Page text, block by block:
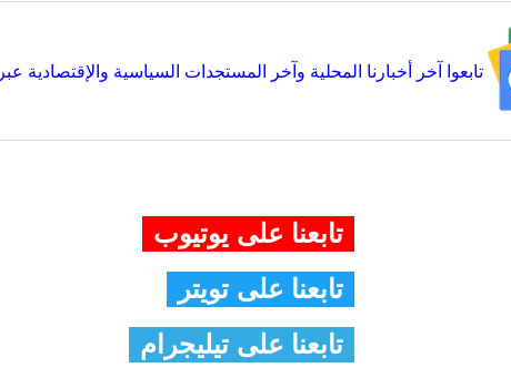
تابعوا آخر أخبارنا المحلية وآخر المستجدات السياسية والإقتصادية عبر Google news
تابعنا على يوتيوب
تابعنا على تويتر
تابعنا على تيليجرام